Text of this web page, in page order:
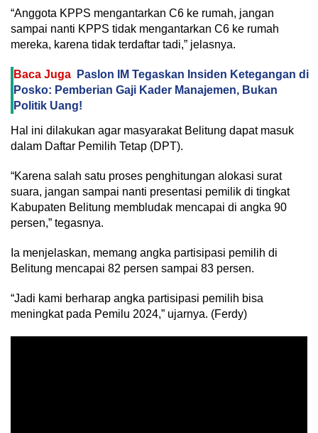
“Anggota KPPS mengantarkan C6 ke rumah, jangan
sampai nanti KPPS tidak mengantarkan C6 ke rumah
mereka, karena tidak terdaftar tadi,” jelasnya.
Baca Juga
Paslon IM Tegaskan Insiden Ketegangan di
Posko: Pemberian Gaji Kader Manajemen, Bukan
Politik Uang!
Hal ini dilakukan agar masyarakat Belitung dapat masuk
dalam Daftar Pemilih Tetap (DPT).
“Karena salah satu proses penghitungan alokasi surat
suara, jangan sampai nanti presentasi pemilik di tingkat
Kabupaten Belitung membludak mencapai di angka 90
persen,” tegasnya.
Ia menjelaskan, memang angka partisipasi pemilih di
Belitung mencapai 82 persen sampai 83 persen.
“Jadi kami berharap angka partisipasi pemilih bisa
meningkat pada Pemilu 2024,” ujarnya. (Ferdy)